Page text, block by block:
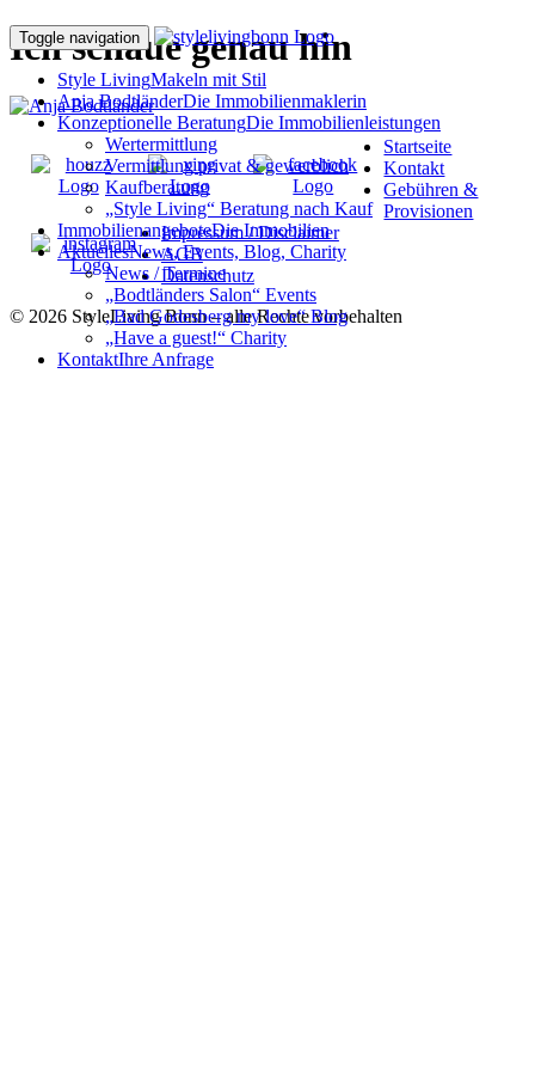
Toggle navigation
Style LivingMakeln mit Stil
Anja BodtländerDie Immobilienmaklerin
Konzeptionelle BeratungDie Immobilienleistungen
Wertermittlung
Vermittlung privat & gewerblich
Kaufberatung
„Style Living“ Beratung nach Kauf
ImmobilienangeboteDie Immobilien
AktuellesNews, Events, Blog, Charity
News / Termine
„Bodtländers Salon“ Events
„Bad Godesberg my love“ Blog
„Have a guest!“ Charity
KontaktIhre Anfrage
Ich schaue genau hin
Startseite
Kontakt
Gebühren &
Provisionen
Impressum / Disclaimer
AGB
Datenschutz
© 2026 StyleLiving Bonn – alle Rechte vorbehalten